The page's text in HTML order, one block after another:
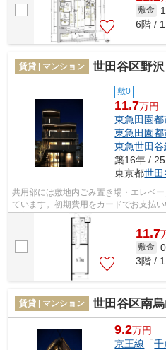
敷金
6階 /
賃貸 | マンション 世田谷区野
敷0
11.7万円
東急田園都
東急田園都
東急世田谷
築16年 /
東京都世
共用部には敷地内ごみ置き場・エレベ
ています。初期費用をカードでお支払
い方にもおすすめです。外観タイル張...
11.7
敷金
3階 /
賃貸 | マンション 世田谷区南烏
9.2万円
京王線 「千